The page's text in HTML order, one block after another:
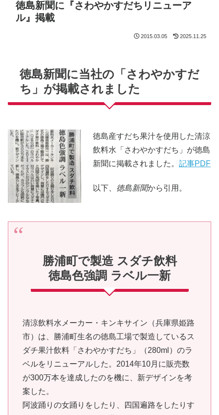
徳島新聞に『さわやかすだちリニューア
ル』掲載
2015.03.05 2025.11.25
徳島新聞に当社の「さわやかすだ
ち」が掲載されました
徳島産すだち果汁を使用した清涼
飲料水「さわやかすだち」が徳島
新聞に掲載されました。 記事PDF
以下、 徳島新聞から引用。
勝浦町で製造 スダチ飲料
徳島色強調 ラベル一新
清涼飲料水メーカー・キンキサイン（兵庫県姫路
市）は、勝浦町生名の徳島工場で製造しているス
ダチ果汁飲料「さわやかすだち」（280ml）のラ
ベルをリニューアルした。2014年10月に販売数
が300万本を達成したのを機に、新デザインを考
案した。
阿波踊りの女踊りをしたり、四国遍路をしたりす